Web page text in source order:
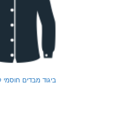
ביגוד מבדים חוסמי קרינת רדיו